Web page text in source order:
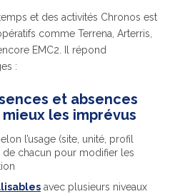
et des activités Chronos est
comme Terrena, Arterris,
EMC2. Il répond
:
et absences
les imprévus
l’usage (site, unité, profil
de chacun pour modifier les
avec plusieurs niveaux